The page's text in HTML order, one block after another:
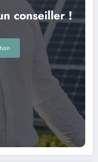
conseiller !